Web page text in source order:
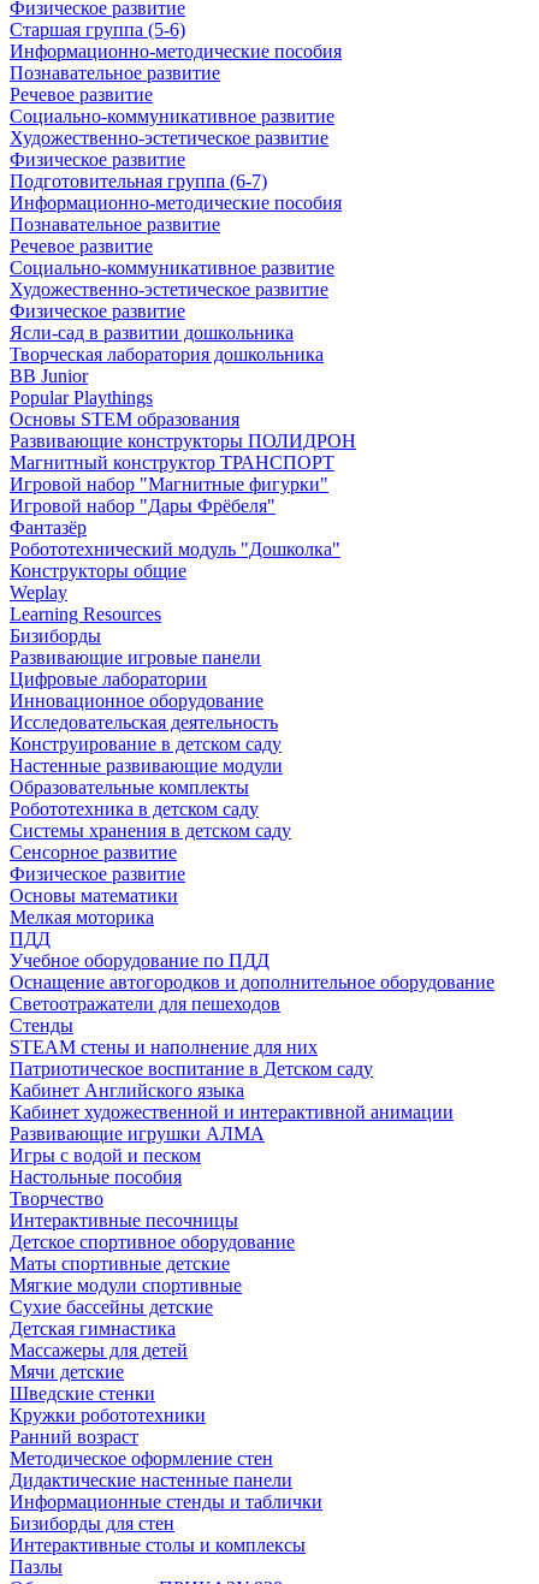
Физическое развитие
Старшая группа (5-6)
Информационно-методические пособия
Познавательное развитие
Речевое развитие
Социально-коммуникативное развитие
Художественно-эстетическое развитие
Физическое развитие
Подготовительная группа (6-7)
Информационно-методические пособия
Познавательное развитие
Речевое развитие
Социально-коммуникативное развитие
Художественно-эстетическое развитие
Физическое развитие
Ясли-сад в развитии дошкольника
Творческая лаборатория дошкольника
BB Junior
Popular Playthings
Основы STEM образования
Развивающие конструкторы ПОЛИДРОН
Магнитный конструктор ТРАНСПОРТ
Игровой набор "Магнитные фигурки"
Игровой набор "Дары Фрёбеля"
Фантазёр
Робототехнический модуль "Дошколка"
Конструкторы общие
Weplay
Learning Resources
Бизиборды
Развивающие игровые панели
Цифровые лаборатории
Инновационное оборудование
Исследовательская деятельность
Конструирование в детском саду
Настенные развивающие модули
Образовательные комплекты
Робототехника в детском саду
Системы хранения в детском саду
Сенсорное развитие
Физическое развитие
Основы математики
Мелкая моторика
ПДД
Учебное оборудование по ПДД
Оснащение автогородков и дополнительное оборудование
Светоотражатели для пешеходов
Стенды
STEAM стены и наполнение для них
Патриотическое воспитание в Детском саду
Кабинет Английского языка
Кабинет художественной и интерактивной анимации
Развивающие игрушки АЛМА
Игры с водой и песком
Настольные пособия
Творчество
Интерактивные песочницы
Детское спортивное оборудование
Маты спортивные детские
Мягкие модули спортивные
Сухие бассейны детские
Детская гимнастика
Массажеры для детей
Мячи детские
Шведские стенки
Кружки робототехники
Ранний возраст
Методическое оформление стен
Дидактические настенные панели
Информационные стенды и таблички
Бизиборды для стен
Интерактивные столы и комплексы
Пазлы